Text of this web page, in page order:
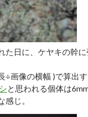
た日に、ケヤキの幹
÷画像の横幅 )で算出
と思われる個体は
じ。